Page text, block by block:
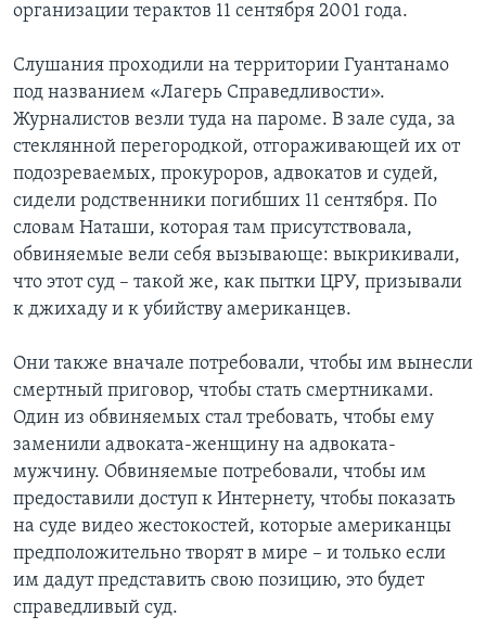
организации терактов 11 сентября 2001 года.
Слушания проходили на территории Гуантанамо
под названием «Лагерь Справедливости».
Журналистов везли туда на пароме. В зале суда, за
стеклянной перегородкой, отгораживающей их от
подозреваемых, прокуроров, адвокатов и судей,
сидели родственники погибших 11 сентября. По
словам Наташи, которая там присутствовала,
обвиняемые вели себя вызывающе: выкрикивали,
что этот суд – такой же, как пытки ЦРУ, призывали
к джихаду и к убийству американцев.
Они также вначале потребовали, чтобы им вынесли
смертный приговор, чтобы стать смертниками.
Один из обвиняемых стал требовать, чтобы ему
заменили адвоката-женщину на адвоката-
мужчину. Обвиняемые потребовали, чтобы им
предоставили доступ к Интернету, чтобы показать
на суде видео жестокостей, которые американцы
предположительно творят в мире – и только если
им дадут представить свою позицию, это будет
справедливый суд.